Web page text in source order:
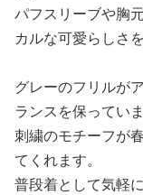
パフスリーブや胸
カルな可愛らしさ
グレーのフリルが
ランスを保っていま
刺繍のモチーフが
てくれます。
普段着として気軽